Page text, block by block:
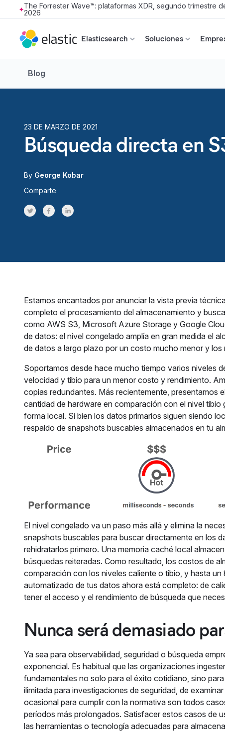
Skip to main content
The Forrester Wave™: plataformas XDR, segundo trimestre
2026
Elasticsearch Soluciones
Blog
23 DE MARZO DE 2021
Búsqueda directa en
By George Kobar
Comparte
Share on Twitter
Share on Facebook
Share on LinkedInr
Estamos encantados por anunciar la vista previa
completo el procesamiento del almacenamiento y
como AWS S3, Microsoft Azure Storage y Google
de datos: el nivel congelado amplía en gran medida el
de datos a largo plazo por un costo mucho menor y
Soportamos desde hace mucho tiempo varios niveles
velocidad y tibio para un menor costo y rendimiento.
copias redundantes. Más recientemente, presentamos
cantidad de hardware en comparación con el nivel
forma local. Si bien los datos primarios siguen siendo
respaldo de snapshots buscables almacenados en tu
El nivel congelado va un paso más allá y elimina la
snapshots buscables para buscar directamente en los
rehidratarlos primero. Una memoria caché local
búsquedas reiteradas. Como resultado, los costos de
comparación con los niveles caliente o tibio, y hasta
automatizado de tus datos ahora está completo: de
tener el acceso y el rendimiento de búsqueda que
Nunca será demasiado
Ya sea para observabilidad, seguridad o búsqueda
exponencial. Es habitual que las organizaciones
fundamentales no solo para el éxito cotidiano, sino
ilimitada para investigaciones de seguridad, de
ocasional para cumplir con la normativa son todos
períodos más prolongados. Satisfacer estos casos de
las herramientas o tecnología adecuadas para